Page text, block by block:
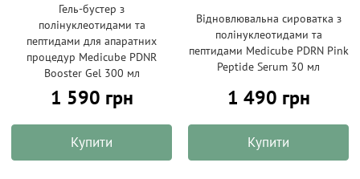
Гель-бустер з
полінуклеотидами та
пептидами для апаратних
процедур Medicube PDNR
Booster Gel 300 мл
1 590 грн
Купити
Відновлювальна сироватка з
полінуклеотидами та
пептидами Medicube PDRN Pink
Peptide Serum 30 мл
1 490 грн
Купити